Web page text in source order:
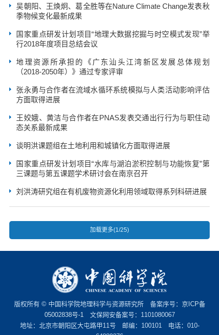
吴朝阳、王焕炯、葛全胜等在Nature Climate Change发表秋
季物候变化最新成果
国家重点研发计划项目“地理大数据挖掘与时空模式发现”举
行2018年度项目总结会议
地理资源所承担的《广东汕头江湾新区发展总体规划
（2018-2050年）》通过专家评审
张永勇与合作者在流域水循环系统模拟与人类活动影响评估
方面取得进展
王姣娥、黄洁与合作者在PNAS发表交通出行行为与职住动
态关系最新成果
谈明洪课题组在土地利用和城镇化方面取得进展
国家重点研发计划项目“水库与湖泊淤积控制与功能恢复”第
三课题与第五课题学术研讨会在南京召开
刘洪涛研究组在有机废物资源化利用领域取得系列科研进展
加载更多(1/25)
版权所有 © 中国科学院地理科学与资源研究所 备案序号： 京ICP备
05002838号-1文保网安备案号：1101080067
地址：北京市朝阳区大屯路甲11号 邮编：100101 电话：010-